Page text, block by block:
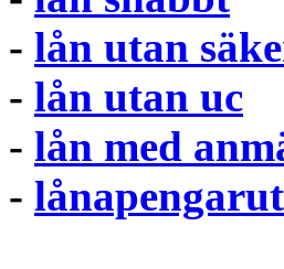
- lån utan
- lån utan uc
- lån med
-